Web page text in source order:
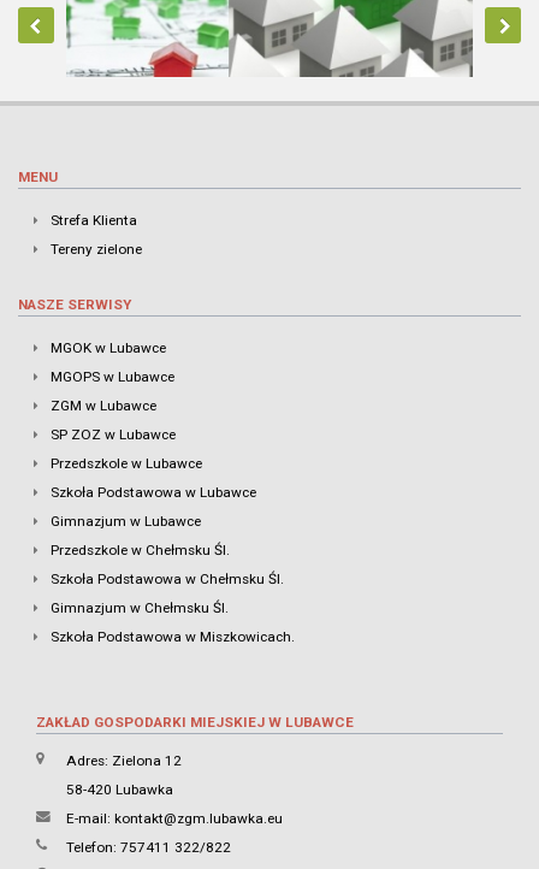
MENU
Strefa Klienta
Tereny zielone
NASZE SERWISY
MGOK w Lubawce
MGOPS w Lubawce
ZGM w Lubawce
SP ZOZ w Lubawce
Przedszkole w Lubawce
Szkoła Podstawowa w Lubawce
Gimnazjum w Lubawce
Przedszkole w Chełmsku Śl.
Szkoła Podstawowa w Chełmsku Śl.
Gimnazjum w Chełmsku Śl.
Szkoła Podstawowa w Miszkowicach.
ZAKŁAD GOSPODARKI MIEJSKIEJ W LUBAWCE
Adres: Zielona 12
58-420 Lubawka
E-mail: kontakt@zgm.lubawka.eu
Telefon: 757411 322/822